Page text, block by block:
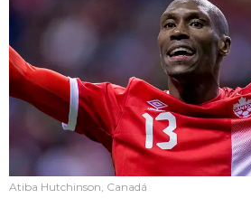
Atiba Hutchinson, Canadá